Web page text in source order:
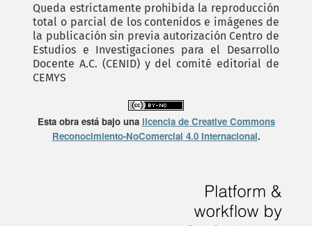
Queda estrictamente prohibida la reproducción
total o parcial de los contenidos e imágenes de
la publicación sin previa autorización Centro de
Estudios e Investigaciones para el Desarrollo
Docente A.C. (CENID) y del comité editorial de
CEMYS
Esta obra está bajo una licencia de Creative Commons
Reconocimiento-NoComercial 4.0 Internacional.